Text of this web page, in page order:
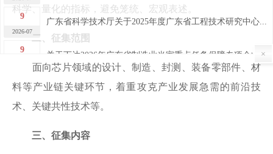
科学、量化的指标，避免笼统、宏观表述。
二、征集范围
面向芯片领域的设计、制造、封测、装备零部件、材
料等产业链关键环节，着重攻克产业发展急需的前沿技
术、关键共性技术等。
三、征集内容
9
2026-07
广东省科学技术厅关于2025年度广东省工程技术研究中心...
9
关于下达2026年广东省制造业当家重点任务保障专项企业...
7
关于广东省2026年第四批完成异地搬迁高新技术企业的公...
×